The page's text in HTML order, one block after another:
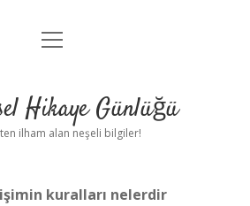
Anasayfa
Yasal Uyarı
menüyü
Hikaye Günlüğü
ilham alan neşeli bilgiler!
kuralları nelerdir